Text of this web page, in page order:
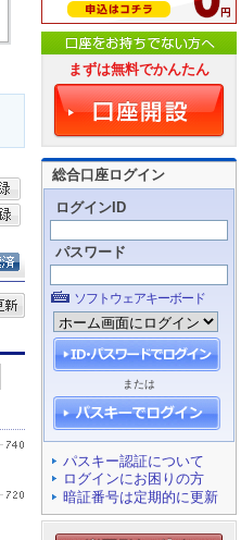
まずは無料でかんたん
総合口座ログイン
ログインID
パスワード
ソフトウェアキーボード
または
パスキー認証について
ログインにお困りの方
暗証番号は定期的に更新